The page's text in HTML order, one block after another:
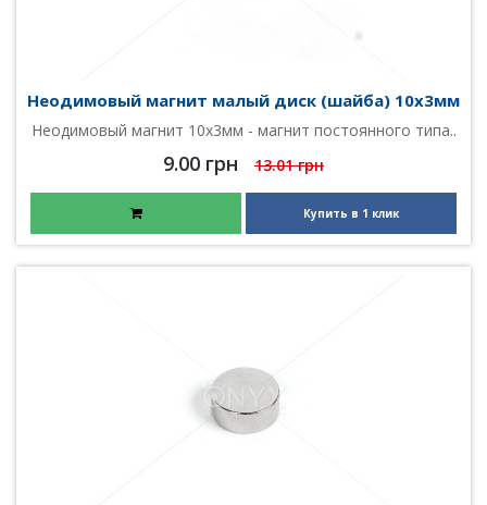
Неодимовый магнит малый диск (шайба) 10х3мм
Неодимовый магнит 10х3мм - магнит постоянного типа..
9.00 грн 13.01 грн
Купить в 1 клик